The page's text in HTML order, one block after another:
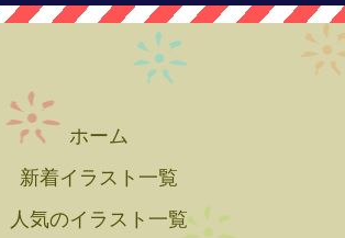
ホーム
新着イラスト一覧
人気のイラスト一覧